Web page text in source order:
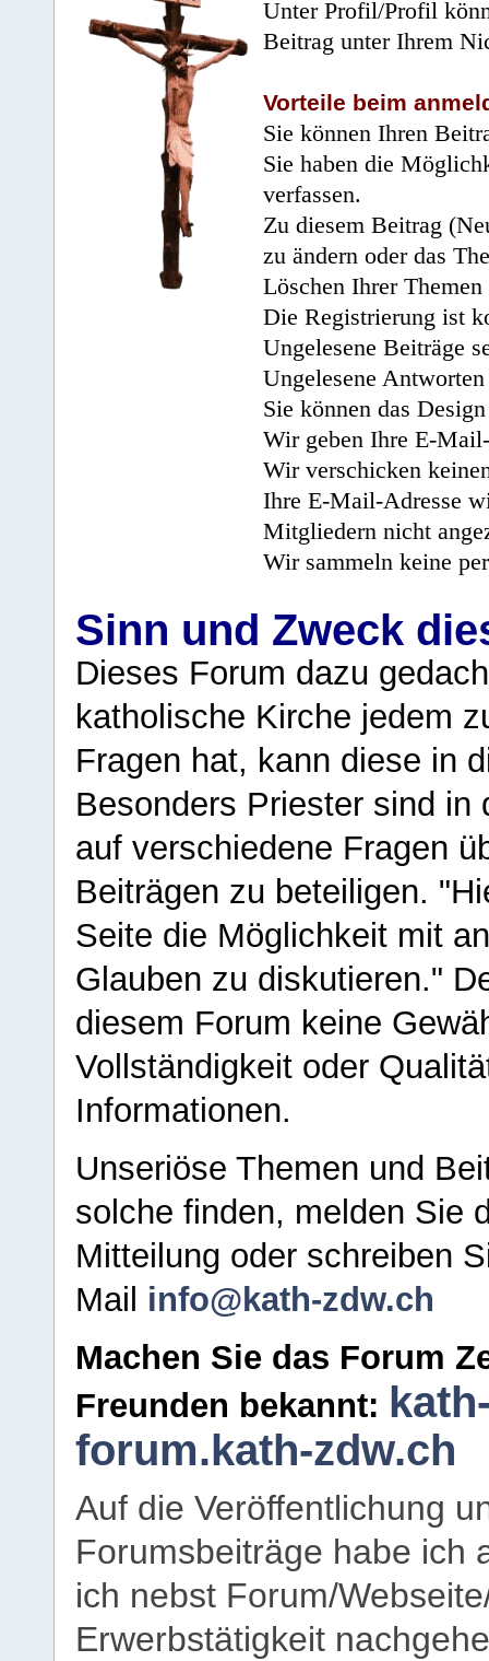
Unter Profil/Profil
Beitrag unter Ihrem
Vorteile beim
Sie können Ihren
Sie haben die
verfassen.
Zu diesem Beitrag
zu ändern oder das
Löschen Ihrer
Die Registrierung ist
Ungelesene Beiträge
Ungelesene
Sie können das
Wir geben Ihre E-
Wir verschicken
Ihre E-Mail-Adresse
Mitgliedern nicht
Wir sammeln keine
Sinn und Zweck
Dieses Forum dazu
katholische Kirche jedem
Fragen hat, kann diese in
Besonders Priester sind in
auf verschiedene Fragen
Beiträgen zu beteiligen.
Seite die Möglichkeit mit
Glauben zu diskutieren."
diesem Forum keine
Vollständigkeit oder
Informationen.
Unseriöse Themen und
solche finden, melden Sie
Mitteilung oder schreiben
Mail info@kath-zdw.ch
Machen Sie das Forum
Freunden bekannt:
forum.kath-zdw.ch
Auf die Veröffentlichung
Forumsbeiträge habe ich
ich nebst Forum/
Erwerbstätigkeit